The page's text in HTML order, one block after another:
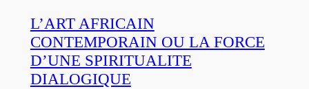
L’ART AFRICAIN
CONTEMPORAIN OU LA FORCE
D’UNE SPIRITUALITE
DIALOGIQUE